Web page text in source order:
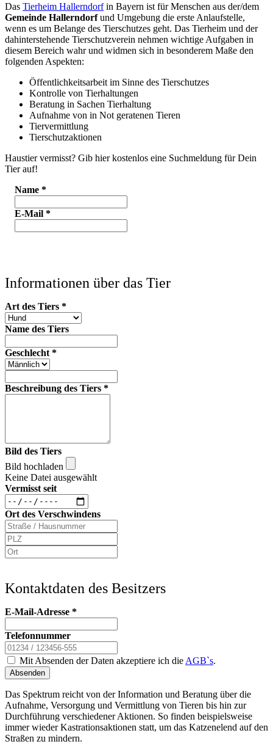
Das Tierheim Hallerndorfin Bayern ist für Menschen aus der/dem
Gemeinde Hallerndorfund Umgebung die erste Anlaufstelle,
wenn es um Belange des Tierschutzes geht. Das Tierheim und der
dahinterstehende Tierschutzverein nehmen wichtige Aufgaben in
diesem Bereich wahr und widmen sich in besonderem Maße den
folgenden Aspekten:
Öffentlichkeitsarbeit im Sinne des Tierschutzes
Kontrolle von Tierhaltungen
Beratung in Sachen Tierhaltung
Aufnahme von in Not geratenen Tieren
Tiervermittlung
Tierschutzaktionen
Haustier vermisst? Gib hier kostenlos eine Suchmeldung für Dein
Tier auf!
Name *
E-Mail *
Informationen über das Tier
Art des Tiers *
Name des Tiers
Geschlecht *
Beschreibung des Tiers *
Bild des Tiers
Bild hochladen
Keine Datei ausgewählt
Vermisst seit
Ort des Verschwindens
Kontaktdaten des Besitzers
E-Mail-Adresse *
Telefonnummer
Mit Absenden der Daten akzeptiere ich die AGB`s.
Absenden
Das Spektrum reicht von der Information und Beratung über die
Aufnahme, Versorgung und Vermittlung von Tieren bis hin zur
Durchführung verschiedener Aktionen. So finden beispielsweise
immer wieder Kastrationsaktionen statt, um das Katzenelend auf den
Straßen zu mindern.